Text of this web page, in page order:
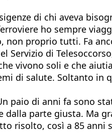
di chi aveva
ho sempre
proprio tutti. Fa
Servizio di
vivono soli e che
di salute. Soltanto in
paio di anni fa sono
parte giusta. Ma
risolto, così a 85